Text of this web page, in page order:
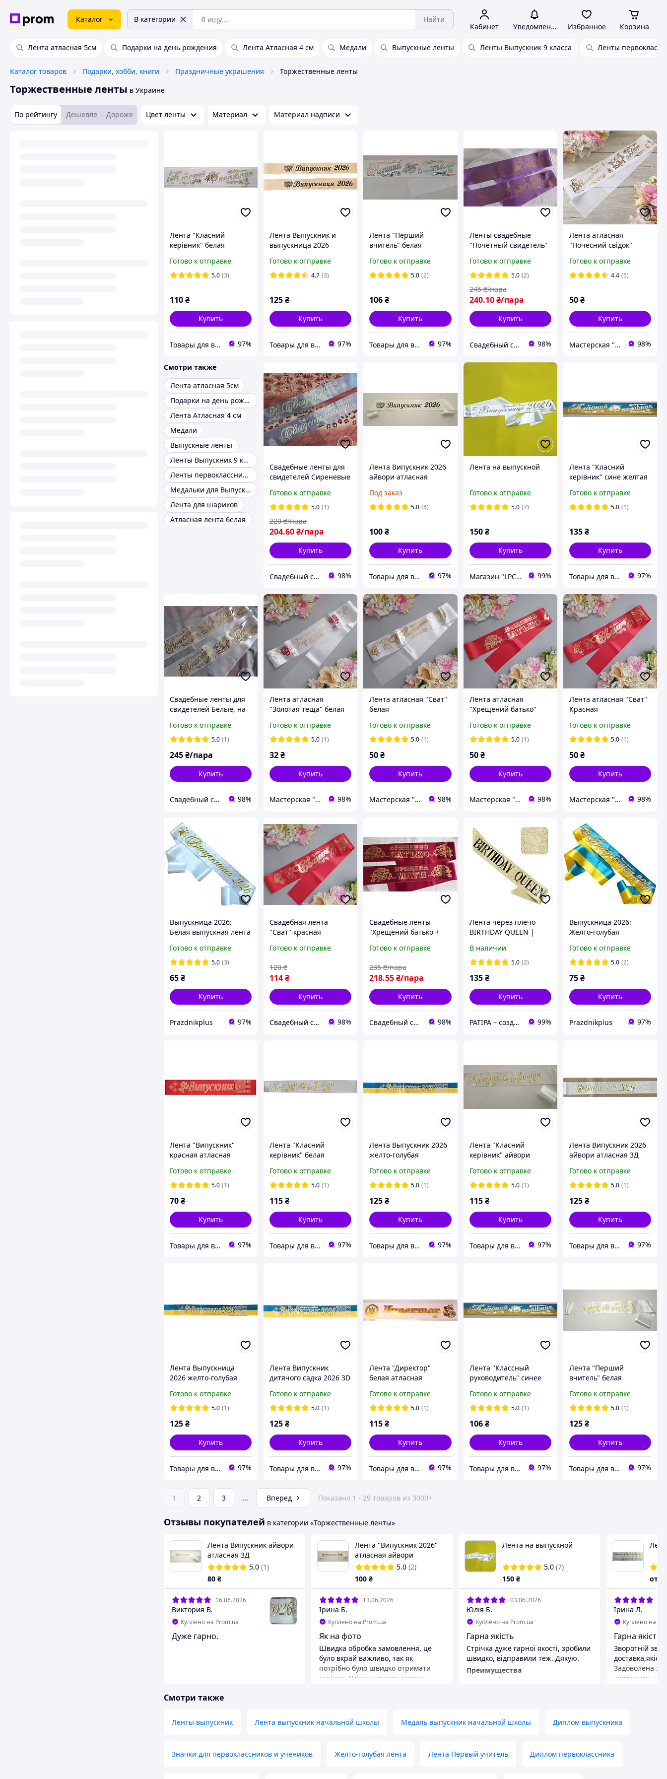
Каталог В категории Найти
Кабинет Уведомления Избранное Корзина
Лента атласная 5см Подарки на день рождения Лента Атласная 4 см Медали Выпускные ленты Ленты Выпускник 9 класса Ленты
Каталог товаров Подарки, хобби, книги Праздничные украшения Торжественные ленты
Торжественные ленты в Украине
По рейтингу Дешевле Дороже Цвет ленты Материал Материал надписи
Лента "Класний
керівник" белая
Готово к отправке
5.0 (3)
110₴
Купить
Товары для выпускников 97%
Лента Выпускник и
выпускница 2026
Готово к отправке
4.7 (3)
125₴
Купить
Товары для выпускников 97%
Лента "Перший
вчитель" белая
Готово к отправке
5.0 (2)
106₴
Купить
Товары для выпускников 97%
Ленты свадебные
"Почетный свидетель"
Готово к отправке
5.0 (2)
240.10 ₴/пара
245 ₴/пара
Купить
Свадебный салон "ПРИНЦЕССА" 98%
Лента атласная
"Почесний свідок"
Готово к отправке
4.4 (5)
50₴
Купить
Мастерская "Счастливы вместе" 98%
Смотри также
Лента атласная 5см
Подарки на день рождения
Лента Атласная 4 см
Медали
Выпускные ленты
Ленты Выпускник 9 класса
Ленты первоклассникам
Медальки для Выпускников детского сада
Лента для шариков
Атласная лента белая
Свадебные ленты для
свидетелей Сиреневые
Готово к отправке
5.0 (1)
204.60₴/пара
220 ₴/пара
Купить
Свадебный салон "ПРИНЦЕССА" 98%
Лента Випускник 2026
айвори атласная
Под заказ
5.0 (4)
100₴
Купить
Товары для выпускников 97%
Лента на выпускной
Готово к отправке
5.0 (7)
150 ₴
Купить
Магазин "LPC.Полиграфия" 99%
Лента "Класний
керівник" сине желтая
Готово к отправке
5.0 (1)
135₴
Купить
Товары для выпускников 97%
Свадебные ленты для
свидетелей Белые, на
Готово к отправке
5.0 (1)
245₴/пара
Купить
Свадебный салон "ПРИНЦЕССА" 98%
Лента атласная
"Золотая теща" белая
Готово к отправке
5.0 (1)
32₴
Купить
Мастерская "Счастливы вместе" 98%
Лента атласная "Сват"
белая
Готово к отправке
5.0 (1)
50₴
Купить
Мастерская "Счастливы вместе" 98%
Лента атласная
"Хрещений батько"
Готово к отправке
5.0 (1)
50 ₴
Купить
Мастерская "Счастливы вместе" 98%
Лента атласная "Сват"
Красная
Готово к отправке
5.0 (1)
50₴
Купить
Мастерская "Счастливы вместе" 98%
Выпускница 2026:
Белая выпускная лента
Готово к отправке
5.0 (3)
65₴
Купить
Рrazdnikplus 97%
Свадебная лента
"Сват" красная
Готово к отправке
114₴
120 ₴
Купить
Свадебный салон "ПРИНЦЕССА" 98%
Свадебные ленты
"Хрещений батько +
Бордовые
Готово к отправке
218.55₴/пара
235 ₴/пара
Купить
Свадебный салон "ПРИНЦЕССА" 98%
Лента через плечо
BIRTHDAY QUEEN |
В наличии
5.0 (2)
135 ₴
Купить
PATIPA – создай фотозону своими руками! 99%
Выпускница 2026:
Желто-голубая
Готово к отправке
5.0 (2)
75₴
Купить
Рrazdnikplus 97%
Лента "Випускник"
красная атласная
Готово к отправке
5.0 (1)
70₴
Купить
Товары для выпускников 97%
Лента "Класний
керівник" белая
Готово к отправке
5.0 (1)
115₴
Купить
Товары для выпускников 97%
Лента Выпускник 2026
желто-голубая
надписью
Готово к отправке
5.0 (1)
125₴
Купить
Товары для выпускников 97%
Лента "Класний
керівник" айвори
Готово к отправке
5.0 (1)
115 ₴
Купить
Товары для выпускников 97%
Лента Випускник 2026
айвори атласная 3Д
Готово к отправке
5.0 (1)
125₴
Купить
Товары для выпускников 97%
Лента Выпускница
2026 желто-голубая
надписью
Готово к отправке
5.0 (1)
125₴
Купить
Товары для выпускников 97%
Лента Випускник
дитячого садка 2026 3D
Готово к отправке
5.0 (1)
125₴
Купить
Товары для выпускников 97%
Лента "Директор"
белая атласная
Готово к отправке
5.0 (1)
115₴
Купить
Товары для выпускников 97%
Лента "Классный
руководитель" синее
Готово к отправке
5.0 (1)
106 ₴
Купить
Товары для выпускников 97%
Лента "Перший
вчитель" белая
Готово к отправке
5.0 (1)
125₴
Купить
Товары для выпускников 97%
1 2 3 ... Вперед Показано 1 - 29 товаров из 3000+
Отзывы покупателей в категории «Торжественные ленты»
Лента Випускник айвори
атласная 3Д
5.0 (1)
80 ₴
16.06.2026
Виктория В.
Куплено на Prom.ua
Дуже гарно.
Лента "Випускник 2026"
атласная айвори
5.0 (2)
100 ₴
13.06.2026
Ірина Б.
Куплено на Prom.ua
Як на фото
Швидка обробка замовлення, це
було вкрай важливо, так як
потрібно було швидко отримати
стрічки. Якість стрічок чудова.
Лента на выпускной
5.0 (7)
150 ₴
03.06.2026
Юлія Б.
Куплено на Prom.ua
Гарна якість
Стрічка дуже гарної якості, зробили
швидко, відправили теж. Дякую.
Преимущества
Якісна, щільна приємна на дотик
от
Ірина Л.
Куплено на
Гарна якість
Зворотній
Задоволена
звертатись за
Смотри также
Ленты выпускник Лента выпускник начальной школы Медаль выпускник начальной школы Диплом выпускника
Значки для первоклассников и учеников Желто-голубая лента Лента Первый учитель Диплом первоклассника